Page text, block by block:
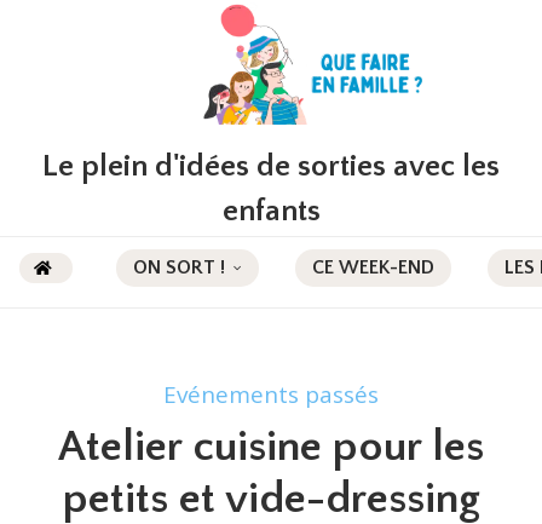
Le plein d'idées de sorties avec les
enfants
ON SORT ! CE WEEK-END LES
Evénements passés
Atelier cuisine pour les
petits et vide-dressing